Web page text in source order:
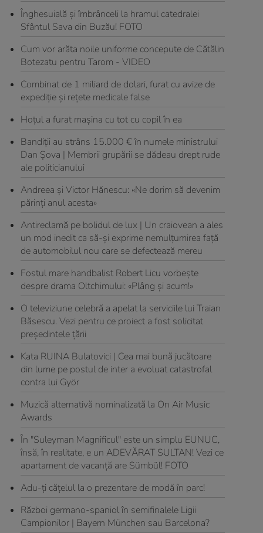
Înghesuială şi îmbrânceli la hramul catedralei
Sfântul Sava din Buzău! FOTO
Cum vor arăta noile uniforme concepute de Cătălin
Botezatu pentru Tarom - VIDEO
Combinat de 1 miliard de dolari, furat cu avize de
expediţie şi reţete medicale false
Hoţul a furat maşina cu tot cu copil în ea
Bandiţii au strâns 15.000 € în numele ministrului
Dan Şova | Membrii grupării se dădeau drept rude
ale politicianului
Andreea și Victor Hănescu: «Ne dorim să devenim
părinți anul acesta»
Antireclamă pe bolidul de lux | Un craiovean a ales
un mod inedit ca să-şi exprime nemulţumirea faţă
de automobilul nou care se defectează mereu
Fostul mare handbalist Robert Licu vorbeşte
despre drama Oltchimului: «Plâng şi acum!»
O televiziune celebră a apelat la serviciile lui Traian
Băsescu. Vezi pentru ce proiect a fost solicitat
președintele țării
Kata RUINA Bulatovici | Cea mai bună jucătoare
din lume pe postul de inter a evoluat catastrofal
contra lui Györ
Muzică alternativă nominalizată la On Air Music
Awards
În "Suleyman Magnificul" este un simplu EUNUC,
însă, în realitate, e un ADEVĂRAT SULTAN! Vezi ce
apartament de vacanţă are Sümbül! FOTO
Adu-ţi căţelul la o prezentare de modă în parc!
Război germano-spaniol în semifinalele Ligii
Campionilor | Bayern München sau Barcelona?